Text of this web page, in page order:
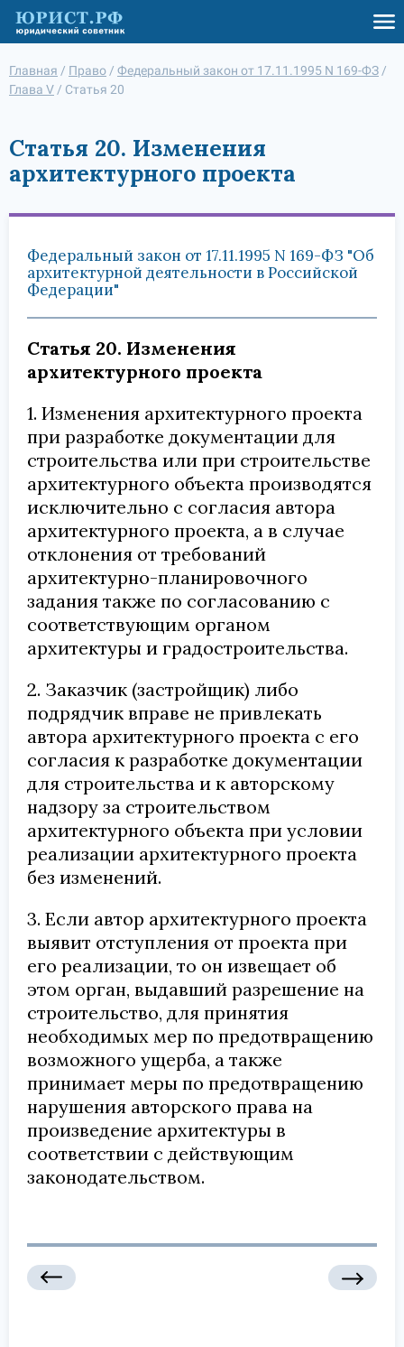
Главная / Право / Федеральный закон от 17.11.1995 N 169-ФЗ /
Глава V / Статья 20
Статья 20. Изменения
архитектурного проекта
Федеральный закон от 17.11.1995 N 169-ФЗ "Об
архитектурной деятельности в Российской
Федерации"
Статья 20. Изменения
архитектурного проекта
1. Изменения архитектурного проекта
при разработке документации для
строительства или при строительстве
архитектурного объекта производятся
исключительно с согласия автора
архитектурного проекта, а в случае
отклонения от требований
архитектурно-планировочного
задания также по согласованию с
соответствующим органом
архитектуры и градостроительства.
2. Заказчик (застройщик) либо
подрядчик вправе не привлекать
автора архитектурного проекта с его
согласия к разработке документации
для строительства и к авторскому
надзору за строительством
архитектурного объекта при условии
реализации архитектурного проекта
без изменений.
3. Если автор архитектурного проекта
выявит отступления от проекта при
его реализации, то он извещает об
этом орган, выдавший разрешение на
строительство, для принятия
необходимых мер по предотвращению
возможного ущерба, а также
принимает меры по предотвращению
нарушения авторского права на
произведение архитектуры в
соответствии с действующим
законодательством.